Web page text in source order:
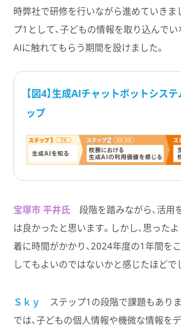
時弊社で研修を行いながら進めていきま
プ1として、子どもの情報を取り込んで
AIに触れてもらう期間を設けました。
【図4】生成AIチャットボットシス
ップ
宝塚市 平井氏 段階を踏みながら、活用
は良かったと思います。しかし、思った
着に時間がかかり、2024年度の1年間を
してもよいのではないかと感じたほどで
Ｓｋｙ
ステップ1の段階で課題もあり
では、子どもの個人情報や機微な情報を